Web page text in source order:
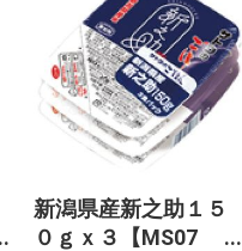
新潟県産新之助１５
０ｇｘ３【MS07